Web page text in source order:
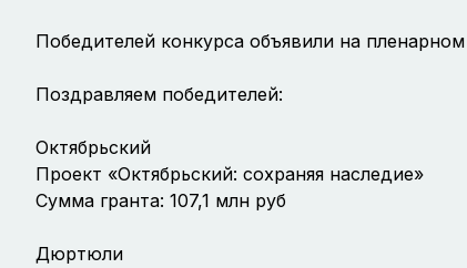
Победителей конкурса объявили на
Поздравляем победителей:
Октябрьский
Проект «Октябрьский: сохраняя наследие»
Сумма гранта: 107,1 млн руб
Дюртюли